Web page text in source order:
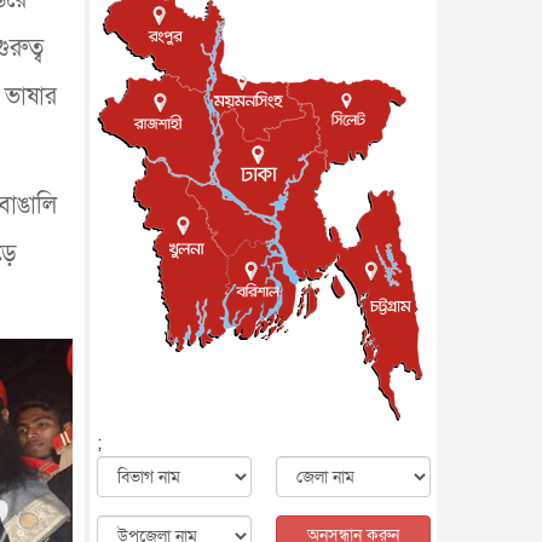
ব্...
বিদেশি সংবাদমাধ্যমের জন্য নতুন
বিধি-নিষেধ পাকিস্তানের
আন্তর্জাতিক ৫ আগস্ট, ২০২৬
যুক্তরাজ্যের চেভেনিং স্কলারশিপের
আবেদন শুরু
আন্তর্জাতিক ৫ আগস্ট, ২০২৬
পদত্যাগ করেছেন কেপ ভার্দের
কোচ, নতুন ঠিকানা মরক্কো
খেলাধুলা ৫ আগস্ট, ২০২৬
মাত্র ৬ দিনেই ১ বিলিয়ন ডলারের
ক্লাবে ‘স্পাইডার-ম্যান : ব্র্য...
৫ আগস্ট, ২০২৬
দেশের কারিগরি ও ক্রীড়া শিক্ষায়
জাতীয় ৪ আগস্ট, ২০২৬
নির্দেশনা
;
অনুসন্ধান করুন